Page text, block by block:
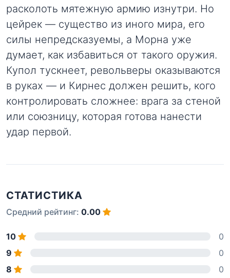
расколоть мятежную армию изнутри. Но
цейрек — существо из иного мира, его
силы непредсказуемы, а Морна уже
думает, как избавиться от такого оружия.
Купол тускнеет, револьверы оказываются
в руках — и Кирнес должен решить, кого
контролировать сложнее: врага за стеной
или союзницу, которая готова нанести
удар первой.
СТАТИСТИКА
Средний рейтинг: 0.00
10
0
9
0
8
0